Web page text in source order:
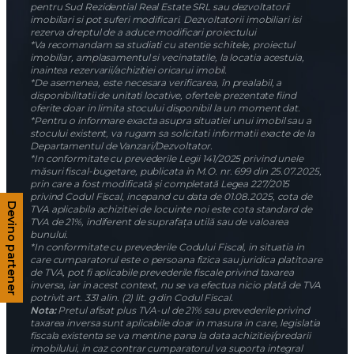
Ansambluri rezidentiale Metalurgiei
Ansambluri rezidentiale Dimitrie Leonida
Ansambluri rezidentiale Rahova
Ansambluri rezidentiale Titan
Ansambluri rezidentiale Aparatorii Patriei
*Informatiile, schitele si imaginile prezentate in acest site au
scop pur informativ si nu au caracter angajant, de orice natura,
pentru Sud Rezidential Real Estate SRL sau dezvoltatorii
imobiliari si pot suferi modificari. Dezvoltatorii imobiliari isi
rezerva dreptul de a aduce modificari proiectului
*Va recomandam sa studiati cu atentie schitele, proiectul
imobiliar, amplasamentul si vecinatatile, la locatia acestuia,
inaintea rezervarii/achizitiei oricarui imobil.
*De asemenea, este necesara verificarea, în prealabil, a
disponibilitatii de unitati locative, ofertele prezentate fiind
oferite doar in limita stocului disponibil la un moment dat.
*Pentru o informare exacta asupra situatiei unui imobil sau a
stocului existent, va rugam sa solicitati informatii exacte de la
Departamentul de Vanzari/Dezvoltator.
*In conformitate cu prevederile Legii 141/2025 privind unele
măsuri fiscal-bugetare, publicata in M.O. nr. 699 din 25.07.2025,
Devino partener